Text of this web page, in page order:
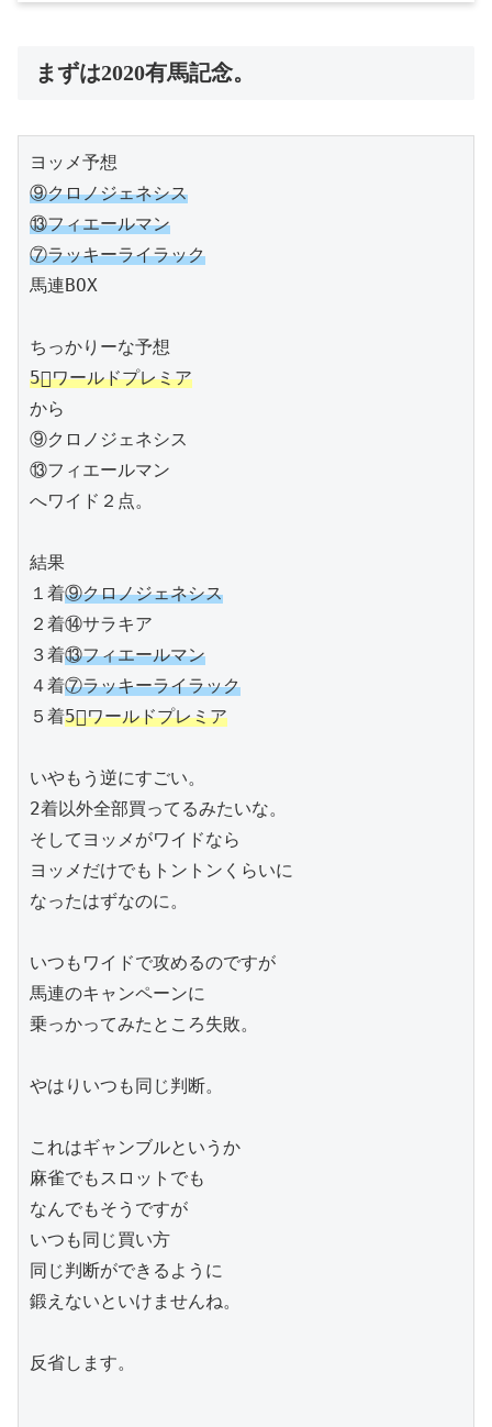
まずは2020有馬記念。
⑨クロノジェネシス
⑬フィエールマン
⑦ラッキーライラック
馬連BOX
5⃣ワールドプレミア
から
⑨クロノジェネシス
⑬フィエールマン
へワイド２点。
結果
１着⑨クロノジェネシス
２着⑭サラキア
３着⑬フィエールマン
４着⑦ラッキーライラック
５着5⃣ワールドプレミア
いやもう逆にすごい。
2着以外全部買ってるみたいな。
そしてヨッメがワイドなら
ヨッメだけでもトントンくらいに
なったはずなのに。
いつもワイドで攻めるのですが
馬連のキャンペーンに
乗っかってみたところ失敗。
やはりいつも同じ判断。
これはギャンブルというか
麻雀でもスロットでも
なんでもそうですが
いつも同じ買い方
同じ判断ができるように
鍛えないといけませんね。
反省します。